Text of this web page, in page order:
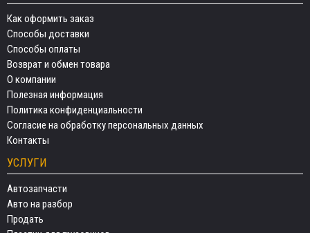
Как оформить заказ
Способы доставки
Способы оплаты
Возврат и обмен товара
О компании
Полезная информация
Политика конфиденциальности
Согласие на обработку персональных данных
Контакты
УСЛУГИ
Автозапчасти
Авто на разбор
Продать